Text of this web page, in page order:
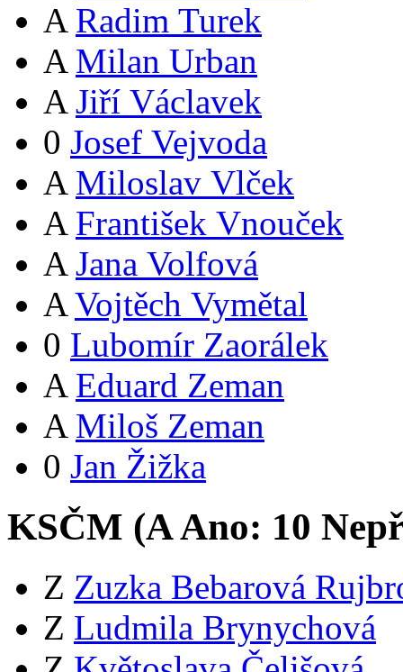
A Radim Turek
A Milan Urban
A Jiří Václavek
0 Josef Vejvoda
A Miloslav Vlček
A František Vnouček
A Jana Volfová
A Vojtěch Vymětal
0 Lubomír Zaorálek
A Eduard Zeman
A Miloš Zeman
0 Jan Žižka
KSČM (AAno: 10
Z Zuzka Bebarová
Z Ludmila Brynychová